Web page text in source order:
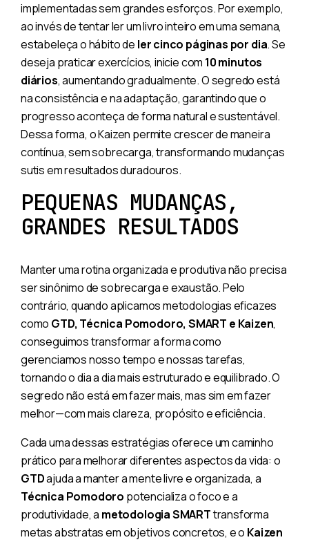
implementadas sem grandes esforços. Por exemplo,
ao invés de tentar ler um livro inteiro em uma semana,
estabeleça o hábito de ler cinco páginas por dia. Se
deseja praticar exercícios, inicie com 10 minutos
diários, aumentando gradualmente. O segredo está
na consistência e na adaptação, garantindo que o
progresso aconteça de forma natural e sustentável.
Dessa forma, o Kaizen permite crescer de maneira
contínua, sem sobrecarga, transformando mudanças
sutis em resultados duradouros.
PEQUENAS MUDANÇAS,
GRANDES RESULTADOS
Manter uma rotina organizada e produtiva não precisa
ser sinônimo de sobrecarga e exaustão. Pelo
contrário, quando aplicamos metodologias eficazes
como GTD, Técnica Pomodoro, SMART e Kaizen,
conseguimos transformar a forma como
gerenciamos nosso tempo e nossas tarefas,
tornando o dia a dia mais estruturado e equilibrado. O
segredo não está em fazer mais, mas sim em fazer
melhor—com mais clareza, propósito e eficiência.
Cada uma dessas estratégias oferece um caminho
prático para melhorar diferentes aspectos da vida: o
GTDajuda a manter a mente livre e organizada, a
Técnica Pomodoro potencializa o foco e a
produtividade, a metodologia SMARTtransforma
metas abstratas em objetivos concretos, e o Kaizen